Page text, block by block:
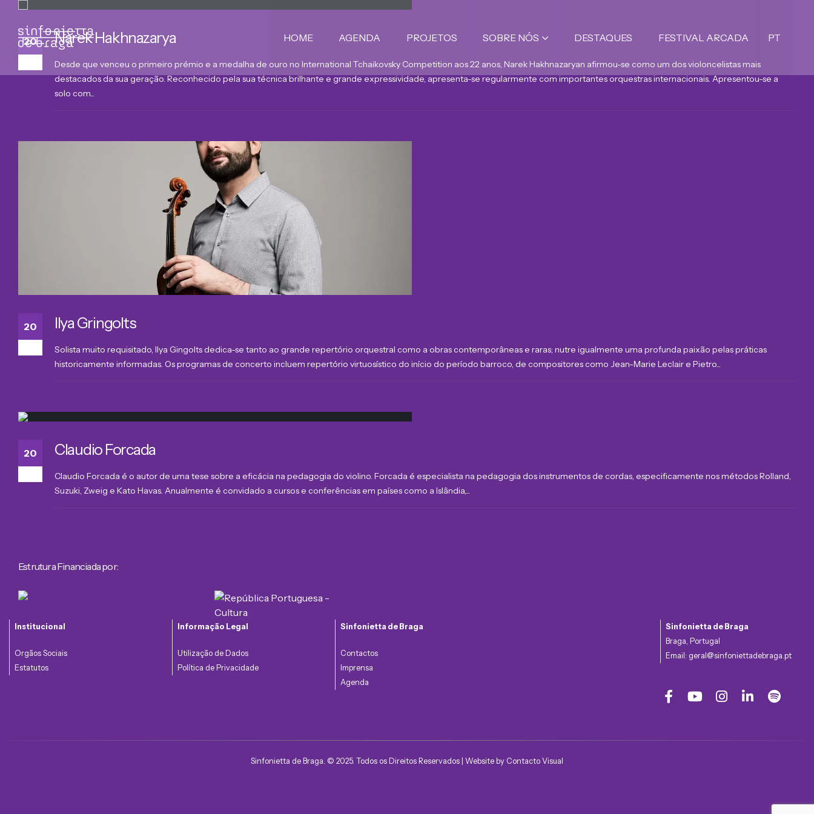
HOME AGENDA PROJETOS SOBRE NÓS DESTAQUES FESTIVAL ARCADA PT
20 Narek Hakhnazarya
Desde que venceu o primeiro prémio e a medalha de ouro no International Tchaikovsky Competition aos 22 anos, Narek Hakhnazaryan afirmou-se como um dos violoncelistas mais
destacados da sua geração. Reconhecido pela sua técnica brilhante e grande expressividade, apresenta-se regularmente com importantes orquestras internacionais. Apresentou-se a
solo com...
20 Ilya Gringolts
Solista muito requisitado, Ilya Gingolts dedica-se tanto ao grande repertório orquestral como a obras contemporâneas e raras; nutre igualmente uma profunda paixão pelas práticas
historicamente informadas. Os programas de concerto incluem repertório virtuosístico do início do período barroco, de compositores como Jean-Marie Leclair e Pietro...
20 Claudio Forcada
Claudio Forcada é o autor de uma tese sobre a eficácia na pedagogia do violino. Forcada é especialista na pedagogia dos instrumentos de cordas, especificamente nos métodos Rolland,
Suzuki, Zweig e Kato Havas. Anualmente é convidado a cursos e conferências em países como a Islândia,...
Estrutura Financiada por:
Institucional
Orgãos Sociais
Estatutos
Informação Legal
Utilização de Dados
Política de Privacidade
Sinfonietta de Braga
Contactos
Imprensa
Agenda
Sinfonietta de Braga
Braga, Portugal
Email: geral@sinfoniettadebraga.pt
Sinfonietta de Braga. © 2025. Todos os Direitos Reservados | Website by Contacto Visual